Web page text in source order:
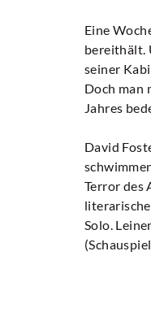
Eine
bereithält.
seiner
Doch man
Jahres
David
Terror des
Solo.